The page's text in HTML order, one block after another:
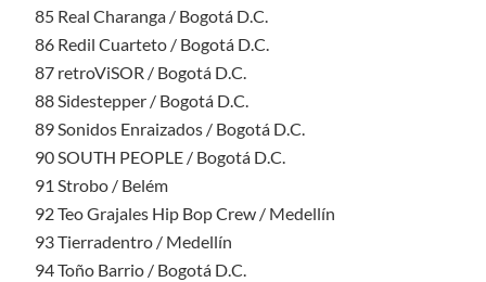
85 Real Charanga / Bogotá D.C.
86 Redil Cuarteto / Bogotá D.C.
87 retroViSOR / Bogotá D.C.
88 Sidestepper / Bogotá D.C.
89 Sonidos Enraizados / Bogotá D.C.
90 SOUTH PEOPLE / Bogotá D.C.
91 Strobo / Belém
92 Teo Grajales Hip Bop Crew / Medellín
93 Tierradentro / Medellín
94 Toño Barrio / Bogotá D.C.